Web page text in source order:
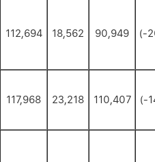
112,694 18,562 90,949 (-
117,968 23,218 110,407 (-